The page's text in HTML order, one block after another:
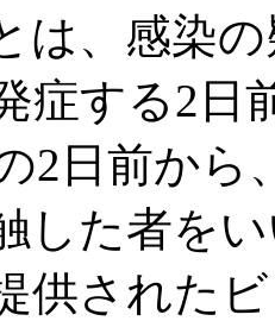
は、感染
症する2日
2日前から
した者を
供された